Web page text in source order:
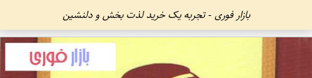
بازار فوری - تجربه یک خرید لذت بخش و دلنشین